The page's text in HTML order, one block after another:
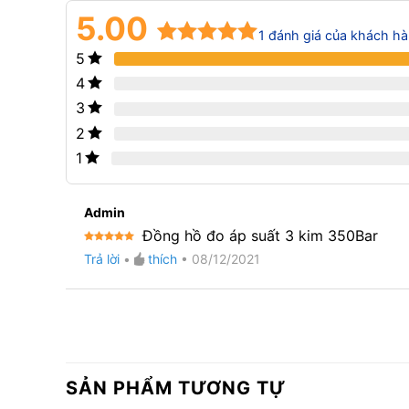
5.00 1 đánh giá của khách
5
4
3
2
1
Admin
Được xếp
hạng55
Đồng hồ đo áp suất 3 kim 350Bar
Trả lời • thích • 08/12/2021
SẢN PHẨM TƯƠNG TỰ